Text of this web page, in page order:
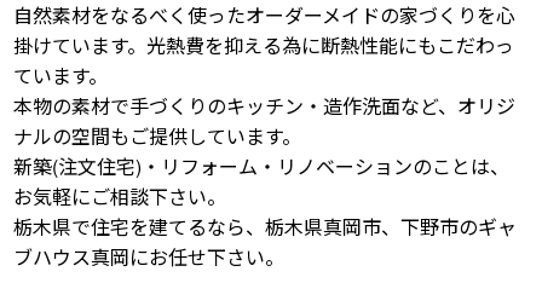
自然素材をなるべく使ったオーダーメイドの家づくりを心
掛けています。光熱費を抑える為に断熱性能にもこだわっ
ています。
本物の素材で手づくりのキッチン・造作洗面など、オリジ
ナルの空間もご提供しています。
新築(注文住宅)・リフォーム・リノベーションのことは、
お気軽にご相談下さい。
栃木県で住宅を建てるなら、栃木県真岡市、下野市のギャ
ブハウス真岡にお任せ下さい。